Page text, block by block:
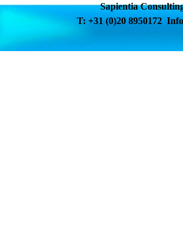
Sapientia
T: +31 (0)20 8950172